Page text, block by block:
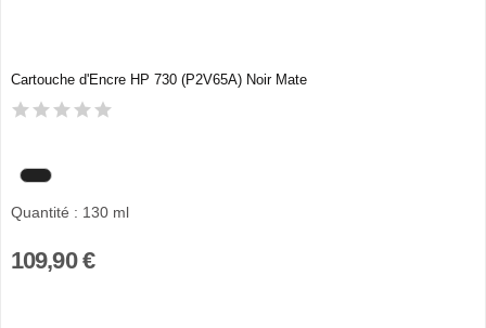
Cartouche d'Encre HP 730 (P2V65A) Noir Mate
Quantité : 130 ml
109,90 €